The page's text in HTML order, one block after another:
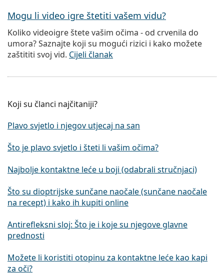
Mogu li video igre štetiti vašem vidu?
Koliko videoigre štete vašim očima - od crvenila do
umora? Saznajte koji su mogući rizici i kako možete
zaštititi svoj vid. Cijeli članak
Koji su članci najčitaniji?
Plavo svjetlo i njegov utjecaj na san
Što je plavo svjetlo i šteti li vašim očima?
Najbolje kontaktne leće u boji (odabrali stručnjaci)
Što su dioptrijske sunčane naočale (sunčane naočale
na recept) i kako ih kupiti online
Antirefleksni sloj: Što je i koje su njegove glavne
prednosti
Možete li koristiti otopinu za kontaktne leće kao kapi
za oči?